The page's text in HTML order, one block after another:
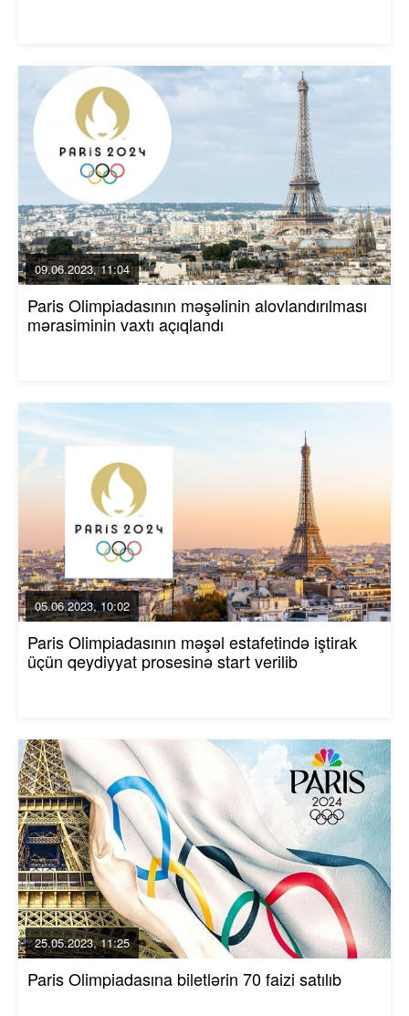
09.06.2023, 11:04
Paris Olimpiadasının məşəlinin alovlandırılması
mərasiminin vaxtı açıqlandı
05.06.2023, 10:02
Paris Olimpiadasının məşəl estafetində iştirak
üçün qeydiyyat prosesinə start verilib
25.05.2023, 11:25
Paris Olimpiadasına biletlərin 70 faizi satılıb